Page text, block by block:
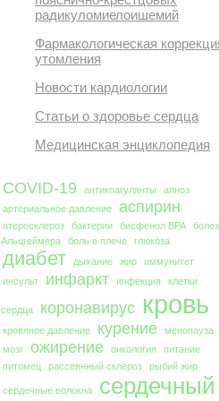
радикуломиелоишемий
Фармакологическая
утомления
Новости кардиологии
Статьи о здоровье сердца
Медицинская энциклопедия
COVID-19 антикоагулянты
апноэ
артериальное давление
аспирин
атеросклероз бактерии бисфенол BPA
Альцгеймера
боль в плече глюкоза
диабет дыхание жир
иммунитет
инсульт
инфаркт инфекция клетки
сердца коронавирус кровь
кровяное давление курение
менопауза
мозг
ожирение онкология
питание
питомец
рассеянный склероз рыбий жир
сердечные волокна
сердечный